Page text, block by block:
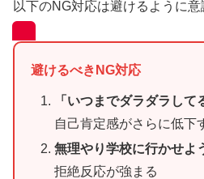
以下のNG対応は避けるように意
避けるべきNG対応
「いつまでダラダラして
自己肯定感がさらに低下
無理やり学校に行かせよ
拒絶反応が強まる